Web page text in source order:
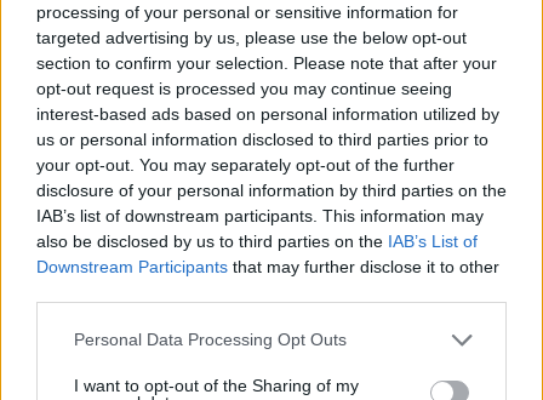
processing of your personal or sensitive information for
targeted advertising by us, please use the below opt-out
section to confirm your selection. Please note that after your
opt-out request is processed you may continue seeing
interest-based ads based on personal information utilized by
us or personal information disclosed to third parties prior to
your opt-out. You may separately opt-out of the further
disclosure of your personal information by third parties on the
IAB’s list of downstream participants. This information may
also be disclosed by us to third parties on the IAB’s List of
Downstream Participants that may further disclose it to other
Please note that this website/app uses one or more Google
not limited to your visit or usage behaviour. You may click to
Personal Data Processing Opt Outs
I want to opt-out of the Sharing of my
ο Τραμπ !
ΑΠΑΝΤΗΣΗ
Ο χρυσοκεφαλος παίρνει μαθήματα
24.04.2025, 08:17
Σε αυτόν τον εμπορικό πόλεμο η Κίνα αποδεικνύει
ότι το παιχνίδι άλλαξε μεριά. Θα τα πάρουν όλα πίσω
στην Αμερική παρακαλώντας το Πεκίνο για μια
συμφωνία.
ΑΠΑΝΤΗΣΗ